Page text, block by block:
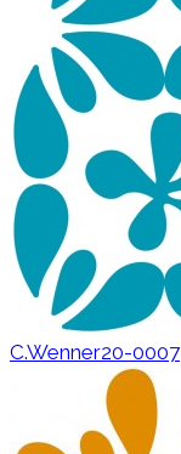
C.Wenner20-0007